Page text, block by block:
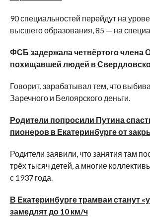
90 специальностей перейдут на
высшего образования, 85 — на
ФСБ задержала четвёртого члена
похищавшей людей в
Говорит, зарабатывал тем, что
Заречного и Белоярского деньги.
Родители попросили Путина
пионеров в Екатеринбурге от
Родители заявили, что занятия там
трёх тысяч детей, а многие
с 1937 года.
В Екатеринбурге трамваи станут
замедлят до 10 км/ч